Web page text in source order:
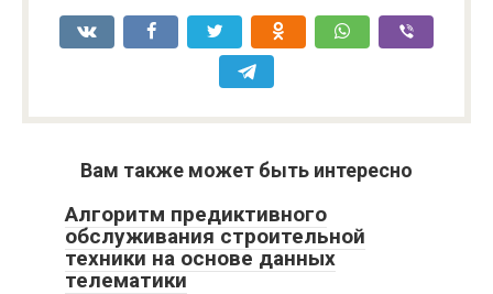
Вам также может быть интересно
Алгоритм предиктивного
обслуживания строительной
техники на основе данных
телематики